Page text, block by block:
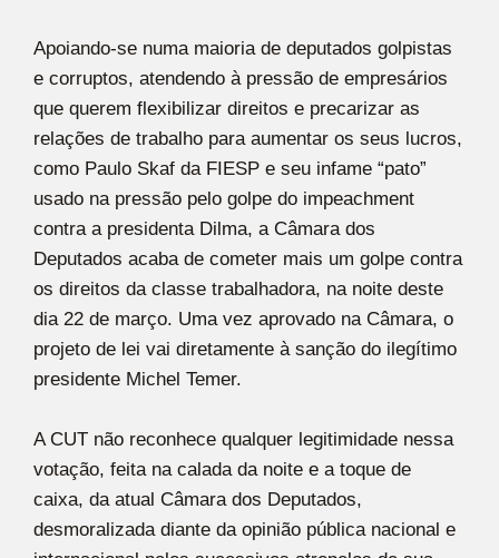
Apoiando-se numa maioria de deputados golpistas
e corruptos, atendendo à pressão de empresários
que querem flexibilizar direitos e precarizar as
relações de trabalho para aumentar os seus lucros,
como Paulo Skaf da FIESP e seu infame “pato”
usado na pressão pelo golpe do impeachment
contra a presidenta Dilma, a Câmara dos
Deputados acaba de cometer mais um golpe contra
os direitos da classe trabalhadora, na noite deste
dia 22 de março. Uma vez aprovado na Câmara, o
projeto de lei vai diretamente à sanção do ilegítimo
presidente Michel Temer.
A CUT não reconhece qualquer legitimidade nessa
votação, feita na calada da noite e a toque de
caixa, da atual Câmara dos Deputados,
desmoralizada diante da opinião pública nacional e